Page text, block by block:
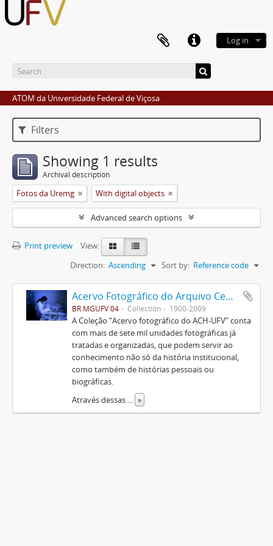
Log in
ATOM da Universidade Federal de Viçosa
Filters
Showing 1 results
Archival description
Fotos da Uremg With digital objects
Advanced search options
Print preview
View:
Sort by: Reference code
Direction: Ascending
Acervo Fotográfico do Arquivo Central Histórico da UFV
BR MGUFV 04 Collection 1900-2009
A Coleção “Acervo fotográfico do ACH-UFV” conta
com mais de sete mil unidades fotográficas já
tratadas e organizadas, que podem servir ao
conhecimento não só da história institucional,
como também de histórias pessoais ou
biográficas.
Através dessas
»